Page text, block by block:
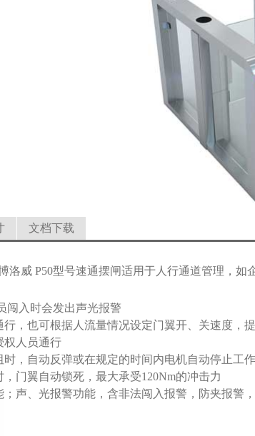
文档下载
洛威 P50型号速通摆闸适用于人行通道管理，
闯入时会发出声光报警
行 ， 也可根据人流量情况设定门翼开、关速度，
权人员通行
，自动反弹或在规定的时间内电机自动停止工作
门翼自动锁死，最大承受120Nm的冲击力
；声、光报警功能，含非法闯入报警，防夹报警